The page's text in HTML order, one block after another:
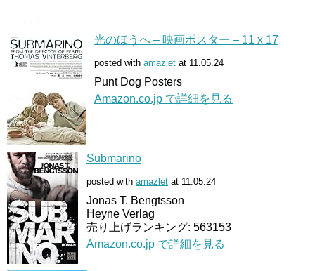
光のほうへ – 映画ポスター – 11 x 17
posted with amazlet at 11.05.24
Punt Dog Posters
Amazon.co.jp で詳細を見る
Submarino
posted with amazlet at 11.05.24
Jonas T. Bengtsson
Heyne Verlag
売り上げランキング: 563153
Amazon.co.jp で詳細を見る